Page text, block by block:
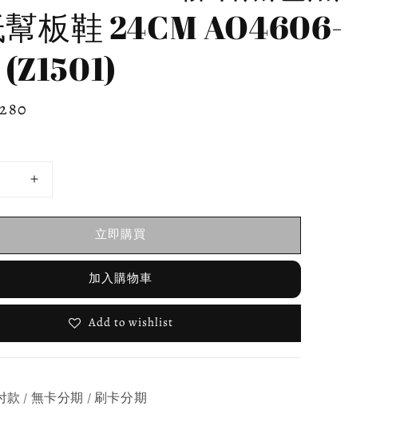
板鞋 24CM AO4606-
立即購買
加入購物車
Add to wishlist
款 / 無卡分期 / 刷卡分期